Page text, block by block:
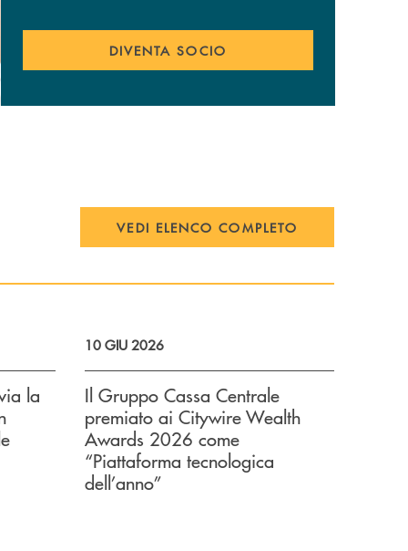
DIVENTA SOCIO
VEDI ELENCO COMPLETO
la
10 GIU 2026
Il Gruppo Cassa Centrale
premiato ai Citywire Wealth
Awards 2026 come
“Piattaforma tecnologica
dell’anno”